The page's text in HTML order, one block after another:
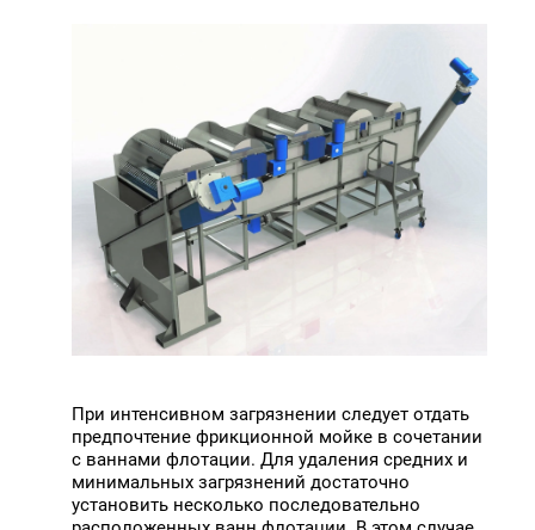
При интенсивном загрязнении следует отдать
предпочтение фрикционной мойке в сочетании
с ваннами флотации. Для удаления средних и
минимальных загрязнений достаточно
установить несколько последовательно